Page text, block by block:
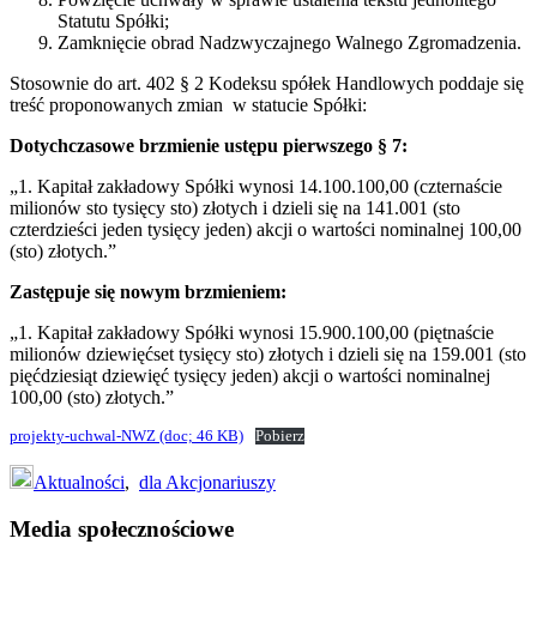
Statutu Spółki;
Zamknięcie obrad Nadzwyczajnego Walnego Zgromadzenia.
Stosownie do art. 402 § 2 Kodeksu spółek Handlowych poddaje się
treść proponowanych zmian w statucie Spółki:
Dotychczasowe brzmienie ustępu pierwszego § 7:
„1. Kapitał zakładowy Spółki wynosi 14.100.100,00 (czternaście
milionów sto tysięcy sto) złotych i dzieli się na 141.001 (sto
czterdzieści jeden tysięcy jeden) akcji o wartości nominalnej 100,00
(sto) złotych.”
Zastępuje się nowym brzmieniem:
„1. Kapitał zakładowy Spółki wynosi 15.900.100,00 (piętnaście
milionów dziewięćset tysięcy sto) złotych i dzieli się na 159.001 (sto
pięćdziesiąt dziewięć tysięcy jeden) akcji o wartości nominalnej
100,00 (sto) złotych.”
projekty-uchwal-NWZ (doc; 46 KB) Pobierz
Aktualności, dla Akcjonariuszy
Footer
Media społecznościowe